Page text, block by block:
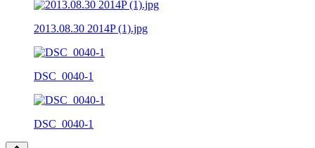
2013.08.30 2014P (1).jpg
DSC_0040-1
DSC_0040-1